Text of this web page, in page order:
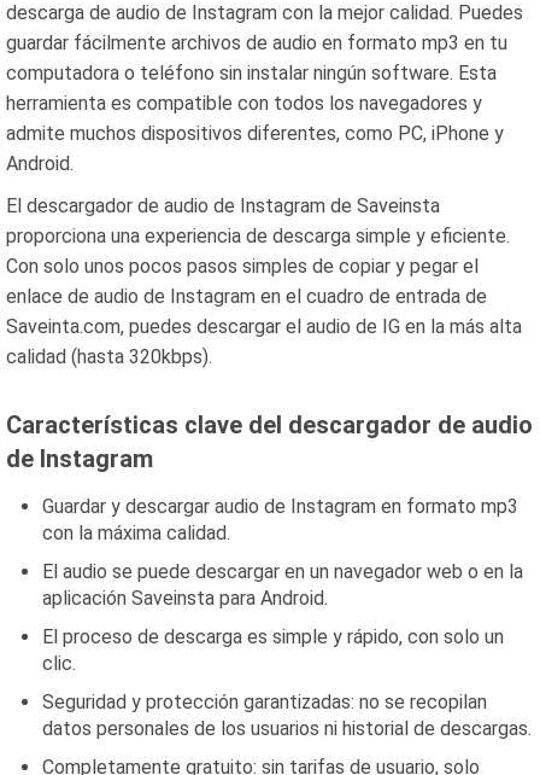
descarga de audio de Instagram con la mejor calidad. Puedes
guardar fácilmente archivos de audio en formato mp3 en tu
computadora o teléfono sin instalar ningún software. Esta
herramienta es compatible con todos los navegadores y
admite muchos dispositivos diferentes, como PC, iPhone y
Android.
El descargador de audio de Instagram de Saveinsta
proporciona una experiencia de descarga simple y eficiente.
Con solo unos pocos pasos simples de copiar y pegar el
enlace de audio de Instagram en el cuadro de entrada de
Saveinta.com, puedes descargar el audio de IG en la más alta
calidad (hasta 320kbps).
Características clave del descargador de audio
de Instagram
Guardar y descargar audio de Instagram en formato mp3
con la máxima calidad.
El audio se puede descargar en un navegador web o en la
aplicación Saveinsta para Android.
El proceso de descarga es simple y rápido, con solo un
clic.
Seguridad y protección garantizadas: no se recopilan
datos personales de los usuarios ni historial de descargas.
Completamente gratuito: sin tarifas de usuario, solo